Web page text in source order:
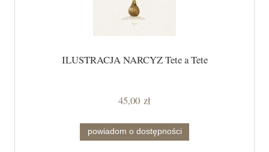
ILUSTRACJA NARCYZ Tete a Tete
45,00 zł
powiadom o dostępności